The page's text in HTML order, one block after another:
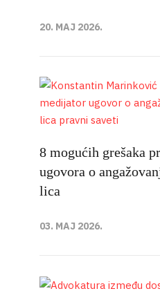
20. MAJ 2026.
8 mogućih grešaka
ugovora o
lica
03. MAJ 2026.